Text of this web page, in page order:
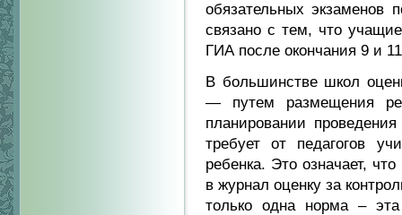
обязательных экзаменов
связано с тем, что
ГИА после окончания 9 и
В большинстве школ
— путем размещения
планировании
требует от педагогов
ребенка. Это означает,
в журнал оценку за
только одна норма –